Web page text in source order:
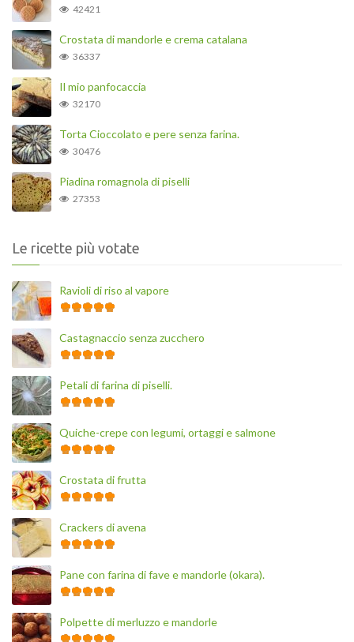
42421
Crostata di mandorle e crema catalana
36337
Il mio panfocaccia
32170
Torta Cioccolato e pere senza farina.
30476
Piadina romagnola di piselli
27353
Le ricette più votate
Ravioli di riso al vapore
Castagnaccio senza zucchero
Petali di farina di piselli.
Quiche-crepe con legumi, ortaggi e salmone
Crostata di frutta
Crackers di avena
Pane con farina di fave e mandorle (okara).
Polpette di merluzzo e mandorle